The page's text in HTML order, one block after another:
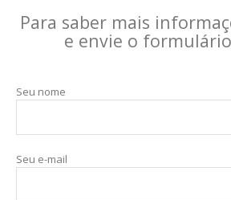
Para saber mais
e envie o
Seu nome
Seu e-mail